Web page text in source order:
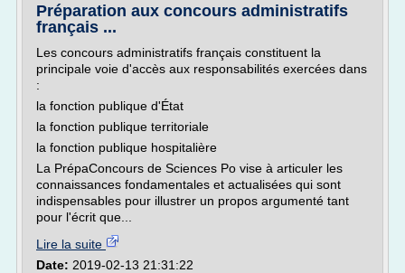
Préparation aux concours administratifs
français ...
Les concours administratifs français constituent la
principale voie d'accès aux responsabilités exercées dans
:
la fonction publique d'État
la fonction publique territoriale
la fonction publique hospitalière
La PrépaConcours de Sciences Po vise à articuler les
connaissances fondamentales et actualisées qui sont
indispensables pour illustrer un propos argumenté tant
pour l'écrit que...
Lire la suite
Date: 2019-02-13 21:31:22